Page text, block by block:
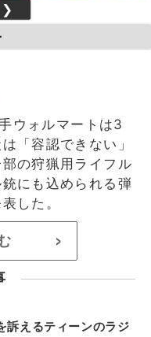
❯
ウォルマートは3
「容認できない」
の狩猟用ライフル
にも込められる弾
した。
>
訴えるティーンのラジ